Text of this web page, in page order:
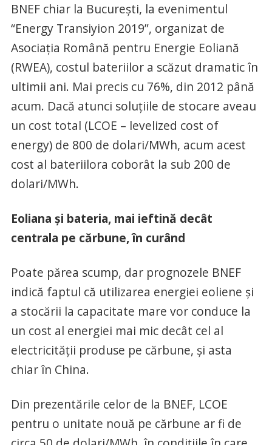
BNEF chiar la Bucureşti, la evenimentul
“Energy Transiyion 2019”, organizat de
Asociaţia Română pentru Energie Eoliană
(RWEA), costul bateriilor a scăzut dramatic în
ultimii ani. Mai precis cu 76%, din 2012 până
acum. Dacă atunci soluţiile de stocare aveau
un cost total (LCOE – levelized cost of
energy) de 800 de dolari/MWh, acum acest
cost al bateriilora coborât la sub 200 de
dolari/MWh.
Eoliana şi bateria, mai ieftină decât
centrala pe cărbune, în curând
Poate părea scump, dar prognozele BNEF
indică faptul că utilizarea energiei eoliene şi
a stocării la capacitate mare vor conduce la
un cost al energiei mai mic decât cel al
electricităţii produse pe cărbune, şi asta
chiar în China.
Din prezentările celor de la BNEF, LCOE
pentru o unitate nouă pe cărbune ar fi de